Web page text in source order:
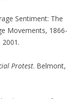
Sentiment: The
Movements, 1866-
2001.
Protest. Belmont,